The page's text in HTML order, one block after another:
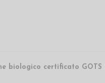
biologico certificato GOTS